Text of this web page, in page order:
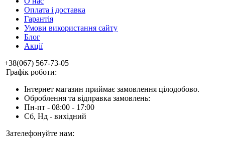
Оплата і доставка
Гарантія
Умови використання сайту
Блог
Акції
+38(067) 567-73-05
Графік роботи:
Інтернет магазин приймає замовлення цілодобово.
Оброблення та відправка замовлень:
Пн-пт - 08:00 - 17:00
Сб, Нд - вихідний
Зателефонуйте нам: